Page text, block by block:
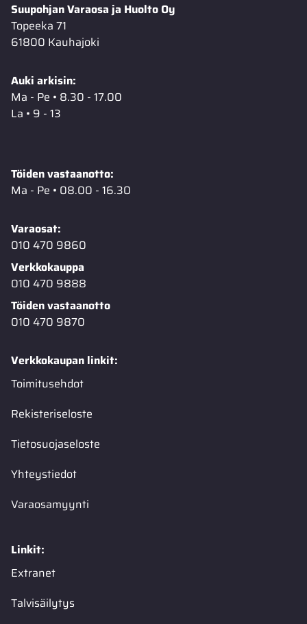
Suupohjan Varaosa ja Huolto Oy
Topeeka 71
61800 Kauhajoki
Auki arkisin:
Ma - Pe • 8.30 - 17.00
La • 9 - 13
Töiden vastaanotto:
Ma - Pe • 08.00 - 16.30
Varaosat:
010 470 9860
Verkkokauppa
010 470 9888
Töiden vastaanotto
010 470 9870
Verkkokaupan linkit:
Toimitusehdot
Rekisteriseloste
Tietosuojaseloste
Yhteystiedot
Varaosamyynti
Linkit:
Extranet
Talvisäilytys